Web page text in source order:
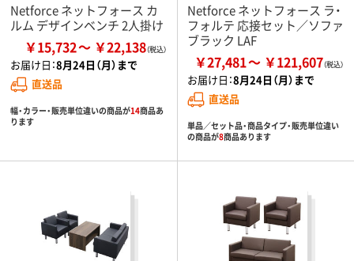
Netforce ネットフォース カ
ルム デザインベンチ 2人掛け
￥15,732 ￥22,138
お届け日：8月24日（月）まで
直送品
幅・カラー・販売単位違いの商品が14商品あ
ります
Netforce ネットフォース ラ・
フォルテ 応接セット／ソファ
ブラック LAF
￥27,481 ￥121,607
お届け日：8月24日（月）まで
直送品
単品／セット品・商品タイプ・販売単位違い
の商品が8商品あります